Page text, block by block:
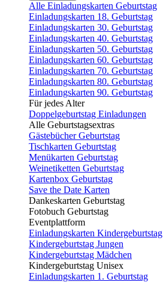
Alle Einladungskarten Geburtstag
Einladungskarten 18. Geburtstag
Einladungskarten 30. Geburtstag
Einladungskarten 40. Geburtstag
Einladungskarten 50. Geburtstag
Einladungskarten 60. Geburtstag
Einladungskarten 70. Geburtstag
Einladungskarten 80. Geburtstag
Einladungskarten 90. Geburtstag
Für jedes Alter
Doppelgeburtstag Einladungen
Alle Geburtstagsextras
Gästebücher Geburtstag
Tischkarten Geburtstag
Menükarten Geburtstag
Weinetiketten Geburtstag
Kartenbox Geburtstag
Save the Date Karten
Dankeskarten Geburtstag
Fotobuch Geburtstag
Eventplattform
Einladungskarten Kindergeburtstag
Kindergeburtstag Jungen
Kindergeburtstag Mädchen
Kindergeburtstag Unisex
Einladungskarten 1. Geburtstag